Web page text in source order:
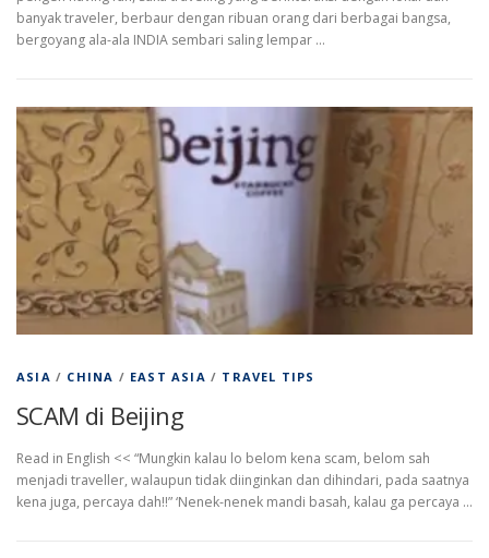
banyak traveler, berbaur dengan ribuan orang dari berbagai bangsa,
bergoyang ala-ala INDIA sembari saling lempar …
ASIA / CHINA / EAST ASIA / TRAVEL TIPS
SCAM di Beijing
Read in English << “Mungkin kalau lo belom kena scam, belom sah
menjadi traveller, walaupun tidak diinginkan dan dihindari, pada saatnya
kena juga, percaya dah!!” ‘Nenek-nenek mandi basah, kalau ga percaya …